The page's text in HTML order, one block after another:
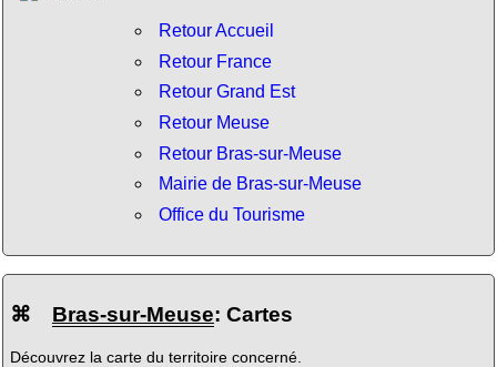
Retour Accueil
Retour France
Retour Grand Est
Retour Meuse
Retour Bras-sur-Meuse
Mairie de Bras-sur-Meuse
Office du Tourisme
⌘ Bras-sur-Meuse: Cartes
Découvrez la carte du territoire concerné.